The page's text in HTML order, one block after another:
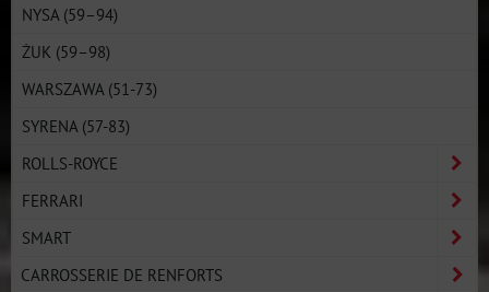
NYSA (59–94)
ŻUK (59–98)
WARSZAWA (51-73)
SYRENA (57-83)
ROLLS-ROYCE
FERRARI
SMART
CARROSSERIE DE RENFORTS